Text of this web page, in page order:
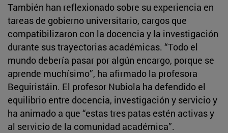
También han reflexionado sobre su experiencia en
tareas de gobierno universitario, cargos que
compatibilizaron con la docencia y la investigación
durante sus trayectorias académicas. “Todo el
mundo debería pasar por algún encargo, porque se
aprende muchísimo”, ha afirmado la profesora
Beguiristáin. El profesor Nubiola ha defendido el
equilibrio entre docencia, investigación y servicio y
ha animado a que “estas tres patas estén activas y
al servicio de la comunidad académica”.